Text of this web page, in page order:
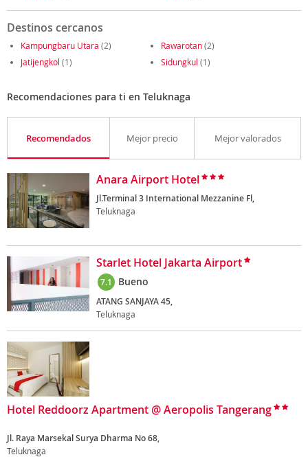
Destinos cercanos
Kampungbaru Utara (2) Rawarotan(2)
Jatijengkol (1) Sidungkul (1)
Recomendaciones para ti en Teluknaga
Recomendados Mejor precio Mejor valorados
Anara Airport Hotel
Jl.Terminal 3 International Mezzanine Fl,
Teluknaga
Starlet Hotel Jakarta Airport
7.1 Bueno
ATANG SANJAYA 45,
Teluknaga
Hotel Reddoorz Apartment @ Aeropolis Tangerang
Jl. Raya Marsekal Surya Dharma No 68,
Teluknaga